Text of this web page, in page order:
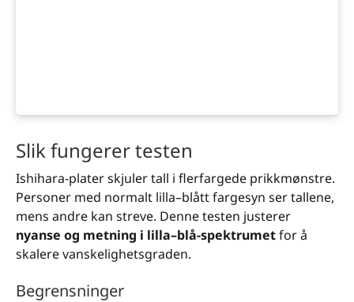
Slik fungerer testen
Ishihara-plater skjuler tall i flerfargede prikkmønstre.
Personer med normalt lilla–blått fargesyn ser tallene,
mens andre kan streve. Denne testen justerer
nyanse og metning i lilla–blå-spektrumetfor å
skalere vanskelighetsgraden.
Begrensninger